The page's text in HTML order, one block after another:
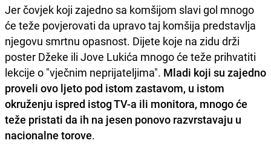
Jer čovjek koji zajedno sa komšijom slavi gol mnogo
će teže povjerovati da upravo taj komšija predstavlja
njegovu smrtnu opasnost. Dijete koje na zidu drži
poster Džeke ili Jove Lukića mnogo će teže prihvatiti
lekcije o "vječnim neprijateljima". Mladi koji su zajedno
proveli ovo ljeto pod istom zastavom, u istom
okruženju ispred istog TV-a ili monitora, mnogo će
teže pristati da ih na jesen ponovo razvrstavaju u
nacionalne torove.